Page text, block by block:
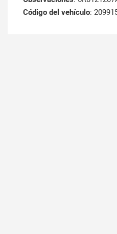
Código del vehículo: